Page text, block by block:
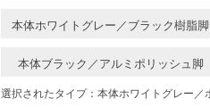
本体ホワイトグレー／ブラック樹脂脚
本体ブラック／アルミポリッシュ脚
選択されたタイプ：本体ホワイトグレー／